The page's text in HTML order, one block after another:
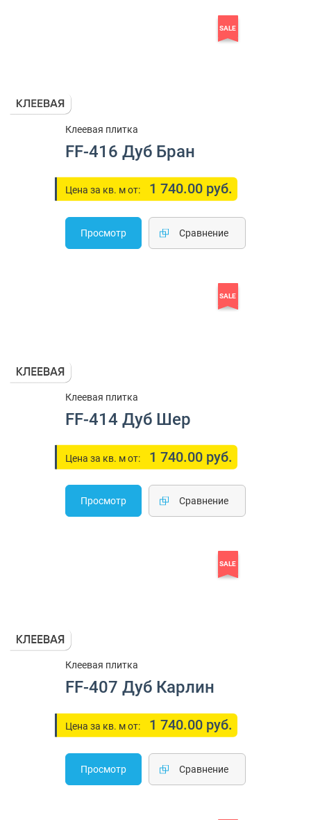
SALE
Клеевая плитка
FF-416 Дуб Бран
Цена за кв. м от: 1 740.00 руб.
Просмотр Cравнение
SALE
Клеевая плитка
FF-414 Дуб Шер
Цена за кв. м от: 1 740.00 руб.
Просмотр Cравнение
SALE
Клеевая плитка
FF-407 Дуб Карлин
Цена за кв. м от: 1 740.00 руб.
Просмотр Cравнение